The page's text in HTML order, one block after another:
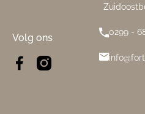
Volg ons
0299 -